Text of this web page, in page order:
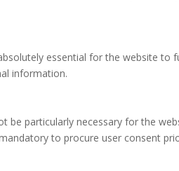
essential for the website to
information.
be particularly necessary for the
to procure user consent